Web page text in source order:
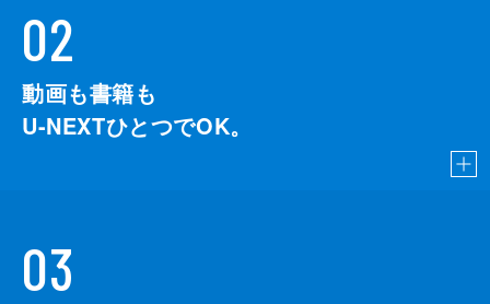
02
動画も書籍も
U-NEXTひとつでOK。
03